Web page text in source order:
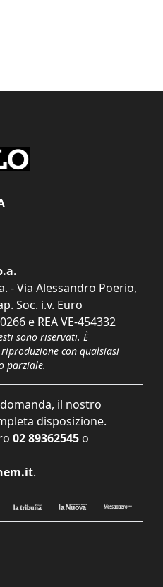
- Via Alessandro Poerio,
Soc. i.v. Euro
e REA VE-454332
sono riservati. È
con qualsiasi
parziale.
il nostro
disposizione.
02 89362545 o
.